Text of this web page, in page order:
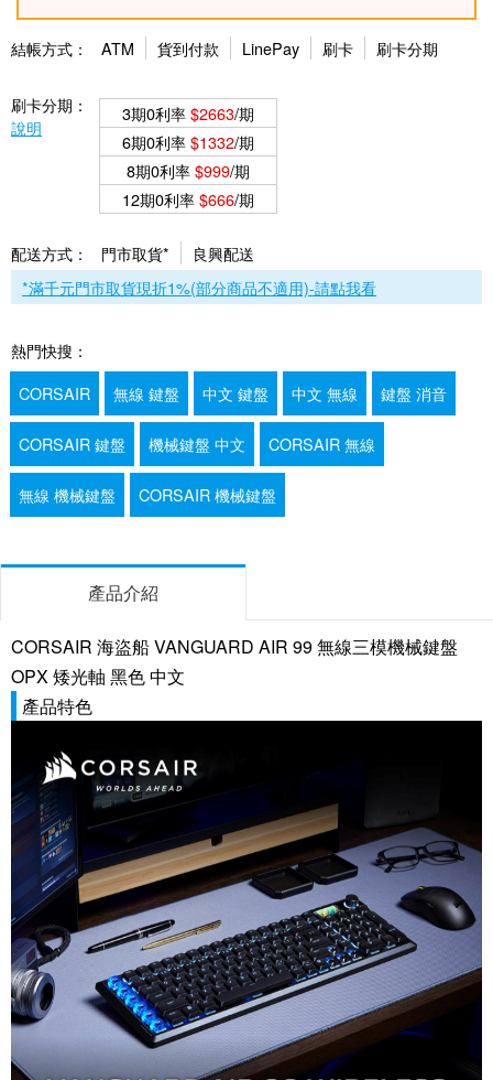
結帳方式： ATM 貨到付款 LinePay 刷卡 刷卡分期
刷卡分期：
說明
3期0利率$2663/期
6期0利率$1332/期
8期0利率$999/期
12期0利率$666/期
配送方式： 門市取貨*
良興配送
*滿千元門市取貨現折1%(部分商品不適用)-請點我看
熱門快搜：
CORSAIR
無線 鍵盤 中文 鍵盤 中文 無線 鍵盤 消音
CORSAIR 鍵盤 機械鍵盤 中文 CORSAIR 無線
無線 機械鍵盤 CORSAIR 機械鍵盤
產品介紹
CORSAIR 海盜船 VANGUARD AIR 99 無線三模機械鍵盤
OPX 矮光軸 黑色 中文
產品特色